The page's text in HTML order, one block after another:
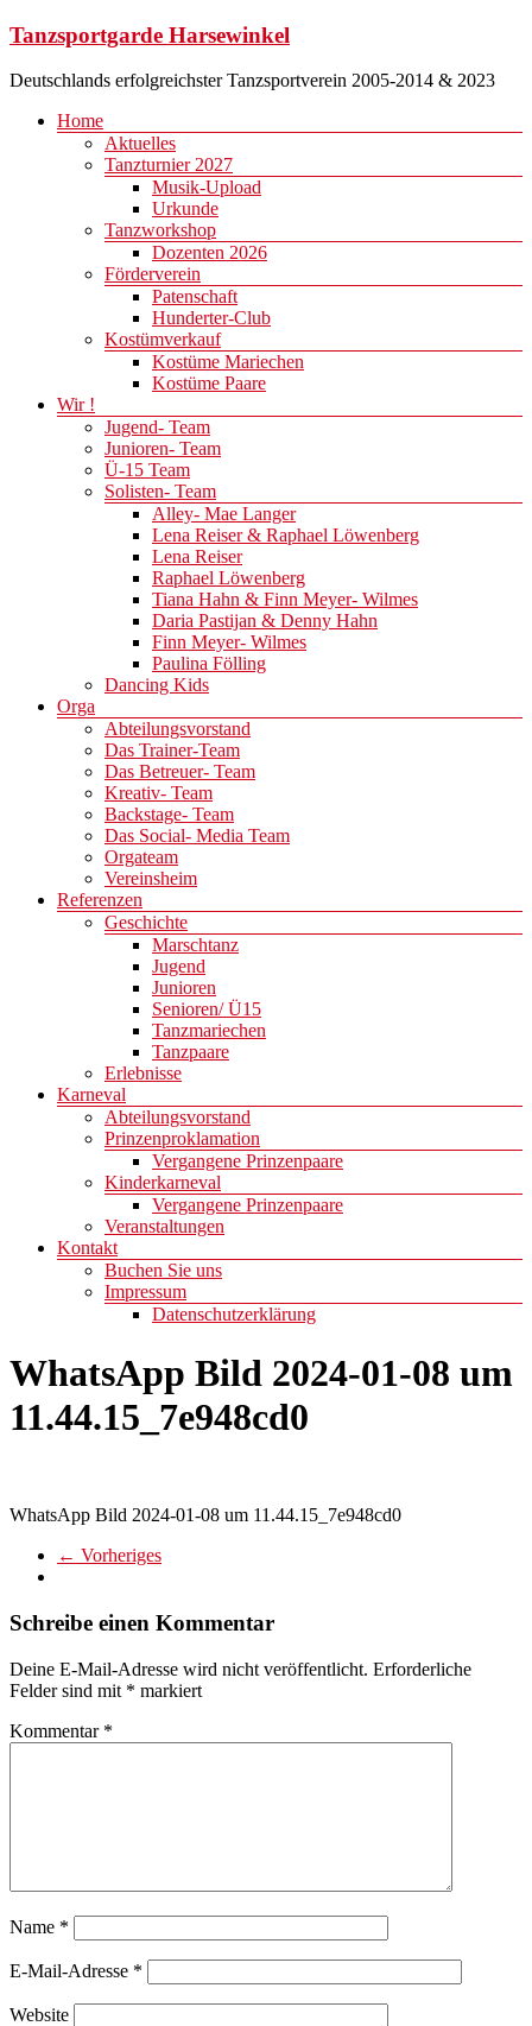
Zum
springen
Tanzsportgarde Harsewinkel
Deutschlands erfolgreichster Tanzsportverein 2005-2014 & 2023
Menü
Home
Aktuelles
Tanzturnier 2027
Musik-Upload
Urkunde
Tanzworkshop
Dozenten 2026
Förderverein
Patenschaft
Hunderter-Club
Kostümverkauf
Kostüme Mariechen
Kostüme Paare
Wir !
Jugend- Team
Junioren- Team
Ü-15 Team
Solisten- Team
Alley- Mae Langer
Lena Reiser & Raphael Löwenberg
Lena Reiser
Raphael Löwenberg
Tiana Hahn & Finn Meyer- Wilmes
Daria Pastijan & Denny Hahn
Finn Meyer- Wilmes
Paulina Fölling
Dancing Kids
Orga
Abteilungsvorstand
Das Trainer-Team
Das Betreuer- Team
Kreativ- Team
Backstage- Team
Das Social- Media Team
Orgateam
Vereinsheim
Referenzen
Geschichte
Marschtanz
Jugend
Junioren
Senioren/ Ü15
Tanzmariechen
Tanzpaare
Erlebnisse
Karneval
Abteilungsvorstand
Prinzenproklamation
Vergangene Prinzenpaare
Kinderkarneval
Vergangene Prinzenpaare
Veranstaltungen
Kontakt
Buchen Sie uns
Impressum
Datenschutzerklärung
WhatsApp Bild 2024-01-08 um
11.44.15_7e948cd0
WhatsApp Bild 2024-01-08 um 11.44.15_7e948cd0
← Vorheriges
Schreibe einen Kommentar
Deine E-Mail-Adresse wird nicht veröffentlicht. Erforderliche
Felder sind mit * markiert
Kommentar *
Name *
E-Mail-Adresse *
Website